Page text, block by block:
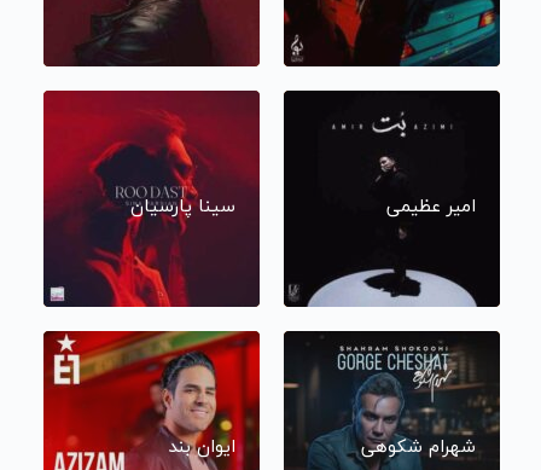
امیر عظیمی سینا پارسیان
شهرام شکوهی ایوان بند